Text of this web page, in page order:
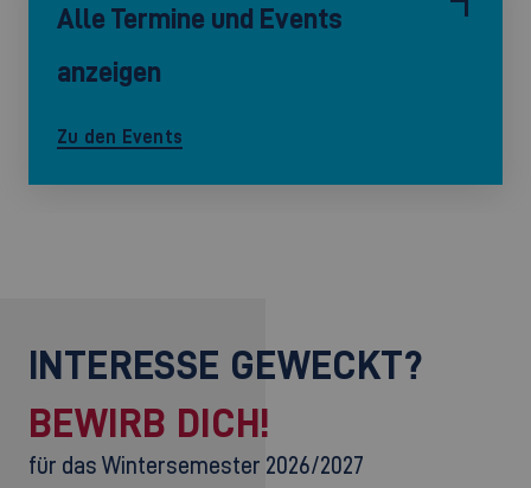
Alle Termine und Events
anzeigen
Zu den Events
INTERESSE GEWECKT?
BEWIRB DICH!
für das Wintersemester 2026/2027